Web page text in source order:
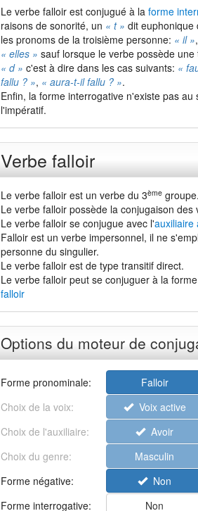
Le verbe falloir est conjugué à la forme
raisons de sonorité, un « t » dit euphonique
les pronoms de la troisième personne: « il »,
« elles » sauf lorsque le verbe possède une
« d » c'est à dire dans les cas suivants: «
fallu ? », « aura-t-il fallu ? ».
Enfin, la forme interrogative n'existe pas au
l'impératif.
Verbe falloir
Le verbe falloir est un verbe du 3èmegroupe.
Le verbe falloir possède la conjugaison des
Le verbe falloir se conjugue avec l'auxiliaire
Falloir est un verbe impersonnel, il ne
personne du singulier.
Le verbe falloir est de type transitif direct.
Le verbe falloir peut se conjuguer à la
falloir
Options du moteur de
Forme pronominale: Falloir
Choix de la voix:
Voix active
Choix de l'auxiliaire:
Avoir
Choix du genre:
Masculin
Forme négative:
Non
Forme interrogative:
Non